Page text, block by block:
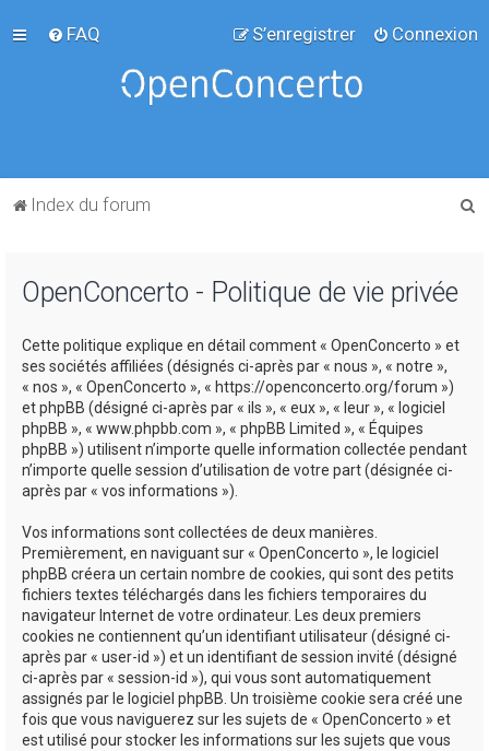
FAQ Connexion
S’enregistrer
Index du forum
OpenConcerto - Politique de vie privée
Cette politique explique en détail comment « OpenConcerto » et
ses sociétés affiliées (désignés ci-après par « nous », « notre »,
« nos », « OpenConcerto », « https://openconcerto.org/forum »)
et phpBB (désigné ci-après par « ils », « eux », « leur », « logiciel
phpBB », « www.phpbb.com », « phpBB Limited », « Équipes
phpBB ») utilisent n’importe quelle information collectée pendant
n’importe quelle session d’utilisation de votre part (désignée ci-
après par « vos informations »).
Vos informations sont collectées de deux manières.
Premièrement, en naviguant sur « OpenConcerto », le logiciel
phpBB créera un certain nombre de cookies, qui sont des petits
fichiers textes téléchargés dans les fichiers temporaires du
navigateur Internet de votre ordinateur. Les deux premiers
cookies ne contiennent qu’un identifiant utilisateur (désigné ci-
après par « user-id ») et un identifiant de session invité (désigné
ci-après par « session-id »), qui vous sont automatiquement
assignés par le logiciel phpBB. Un troisième cookie sera créé une
fois que vous naviguerez sur les sujets de « OpenConcerto » et
est utilisé pour stocker les informations sur les sujets que vous